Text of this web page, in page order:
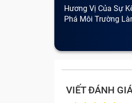
Hương Vị Của Sự
Phá Môi Trường
VIẾT ĐÁNH